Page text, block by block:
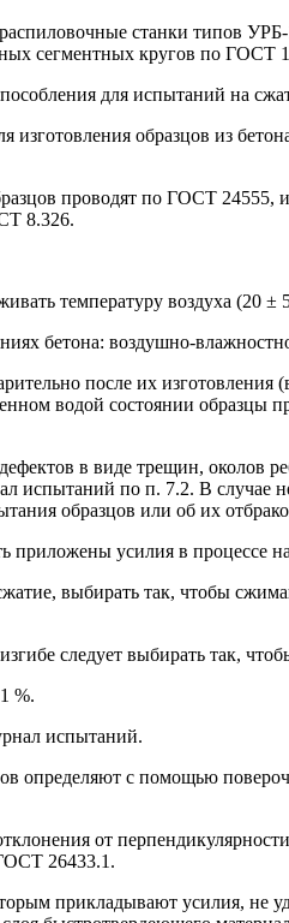
станки типов
сегментных кругов по ГОСТ
для испытаний на
изготовления образцов из
проводят по ГОСТ
8.326.
температуру воздуха (20
бетона: воздушно-
после их
водой состоянии образцы
в виде трещин, околов
испытаний по п. 7.2. В
образцов или об их
усилия в процессе
выбирать так, чтобы
следует выбирать так,
%.
испытаний.
определяют с помощью
от
26433.1.
прикладывают усилия,